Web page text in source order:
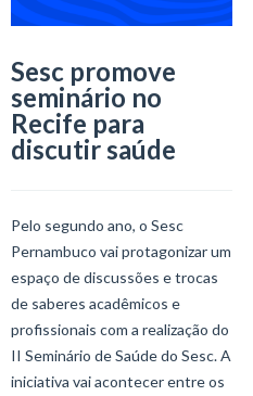
Sesc promove
seminário no
Recife para
discutir saúde
Pelo segundo ano, o Sesc
Pernambuco vai protagonizar um
espaço de discussões e trocas
de saberes acadêmicos e
profissionais com a realização do
II Seminário de Saúde do Sesc. A
iniciativa vai acontecer entre os